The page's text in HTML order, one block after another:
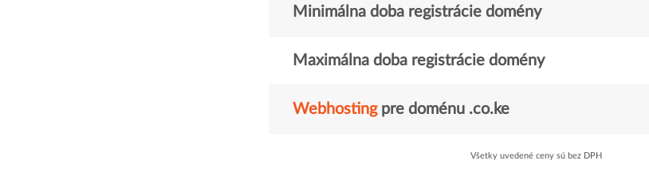
Minimálna doba registrácie domény
Maximálna doba registrácie domény
Webhostingpre doménu .co.ke
Všetky uvedené ceny sú bez DPH